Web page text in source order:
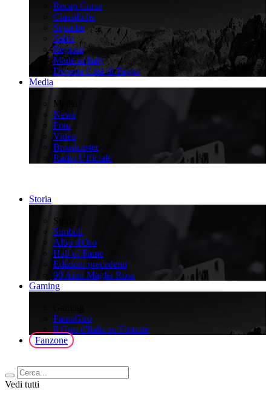
Recap Corsa
Classifiche
Squadre
Salite
Regioni
Made in Italy
Diventa Città di Tappa
Media
Media
News
Foto
Video
Broadcaster
Radio Ufficiale
Storia
Storia
Simboli
Albo d'Oro
Hall of Fame
Edizioni precedenti
90 Anni Maglia Rosa
Gaming
FantaGiro
ll Giro d'Italia su Fortnite
Fanzone
Vedi tutti